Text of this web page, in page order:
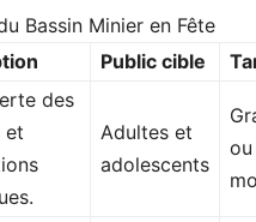
Bassin Minier en Fête
Public cible
des
et
Adultes et
adolescents
ou